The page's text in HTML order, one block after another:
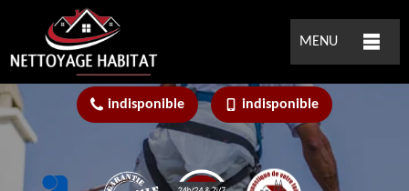
MENU
indisponible indisponible